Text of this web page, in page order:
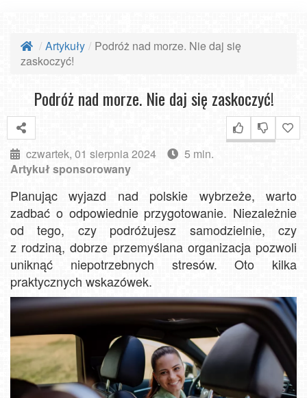
Artykuły
Podróż nad morze. Nie daj się
zaskoczyć!
Podróż nad morze. Nie daj się zaskoczyć!
czwartek, 01 sierpnia 2024
5 min.
Artykuł sponsorowany
Planując wyjazd nad polskie wybrzeże, warto
zadbać o odpowiednie przygotowanie. Niezależnie
od tego, czy podróżujesz samodzielnie, czy
z rodziną, dobrze przemyślana organizacja pozwoli
uniknąć niepotrzebnych stresów. Oto kilka
praktycznych wskazówek.